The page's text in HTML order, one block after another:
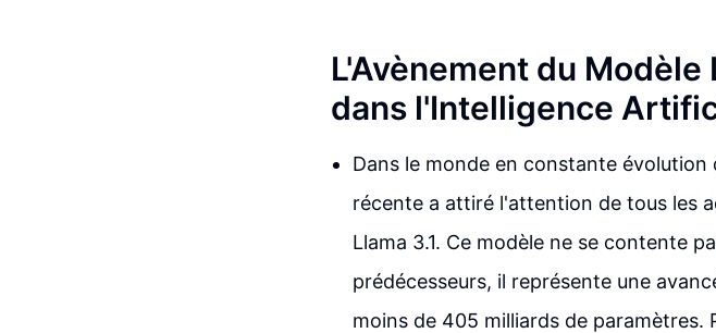
L'Avènement du Modèle
dans l'Intelligence
Dans le monde en constante
récente a attiré l'attention de tous les
Llama 3.1. Ce modèle ne se contente
prédécesseurs, il représente une
moins de 405 milliards de